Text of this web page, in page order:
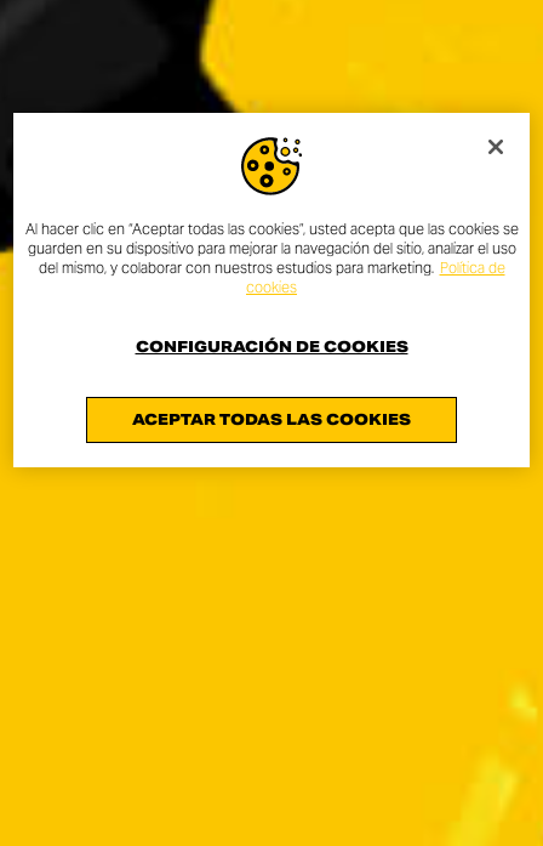
Al hacer clic en “Aceptar todas las cookies”, usted acepta que las cookies se
guarden en su dispositivo para mejorar la navegación del sitio, analizar el uso
del mismo, y colaborar con nuestros estudios para marketing. Política de
cookies
ACEPTAR TODAS LAS COOKIES
CONFIGURACIÓN DE COOKIES